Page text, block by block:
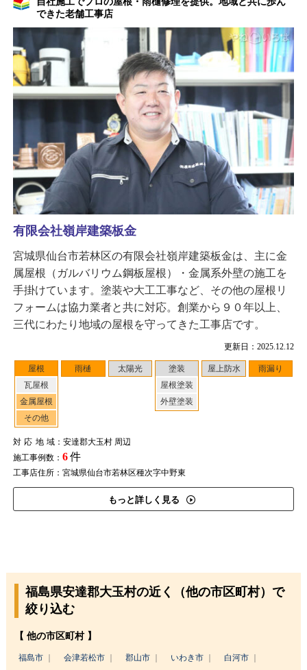
できた老舗工事店
更新日：2025.12.12
屋根
瓦屋根
金属屋根
その他
雨樋 太陽光
塗装
屋根塗装
外壁塗装
屋上防水 雨漏り
対応地域：安達郡大玉村 周辺
施工事例数： 6件
工事店住所：宮城県仙台市若林区種次字中野東
もっと詳しく見る
有限会社嶺岸建築板金
宮城県仙台市若林区の有限会社嶺岸建築板金は、主に金
属屋根（ガルバリウム鋼板屋根）・金属系外壁の施工を
手掛けています。塗装や大工工事など、その他の屋根リ
フォームは協力業者と共に対応。創業から９０年以上、
三代にわたり地域の屋根を守ってきた工事店です。
福島県安達郡大玉村の近く（他の市区町村）で
絞り込む
【 他の市区町村 】
福島市 会津若松市 郡山市 いわき市
白河市